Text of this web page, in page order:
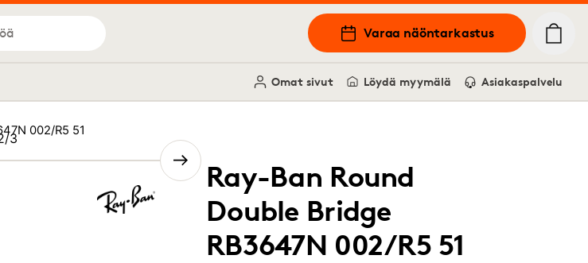
Varaa näöntarkastus
Omat sivut Löydä myymälä Asiakaspalvelu
002/R5 51
Ray-Ban Round
Double Bridge
RB3647N 002/R5 51
/3